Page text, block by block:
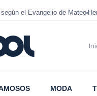
el Evangelio de Mateo
MODA